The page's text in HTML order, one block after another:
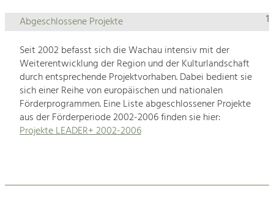
1
Abgeschlossene Projekte
Seit 2002 befasst sich die Wachau intensiv mit der
Weiterentwicklung der Region und der Kulturlandschaft
durch entsprechende Projektvorhaben. Dabei bedient sie
sich einer Reihe von europäischen und nationalen
Förderprogrammen. Eine Liste abgeschlossener Projekte
aus der Förderperiode 2002-2006 finden sie hier:
Projekte LEADER+ 2002-2006